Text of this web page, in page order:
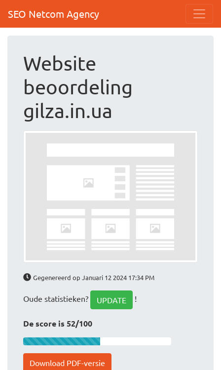
SEO Netcom Agency
Website
beoordeling
gilza.in.ua
Gegenereerd op Januari 12 2024 17:34 PM
Oude statistieken? UPDATE !
De score is 52/100
Download PDF-versie